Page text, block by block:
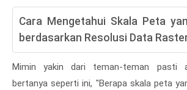
Cara Mengetahui Skala Peta
berdasarkan Resolusi Data
Mimin yakin dari teman-teman pasti
bertanya seperti ini, "Berapa skala peta